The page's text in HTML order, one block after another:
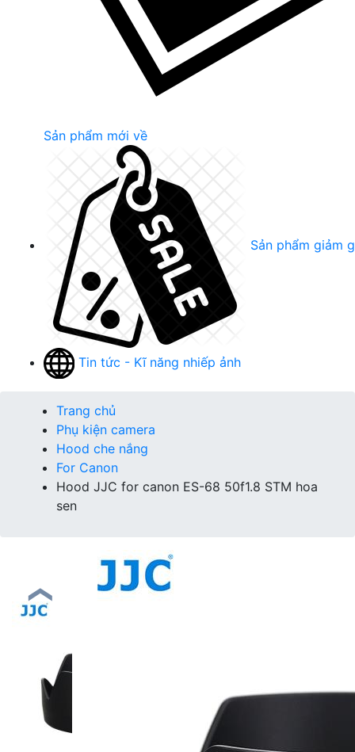
Sản phẩm mới về
Sản phẩm giảm
Tin tức - Kĩ năng nhiếp ảnh
Trang chủ
Phụ kiện camera
Hood che nắng
For Canon
Hood JJC for canon ES-68 50f1.8 STM hoa
sen
❮